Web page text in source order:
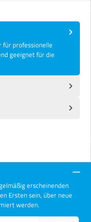
professionelle
geeignet für die
erscheinenden
Ersten sein, über neue
werden.